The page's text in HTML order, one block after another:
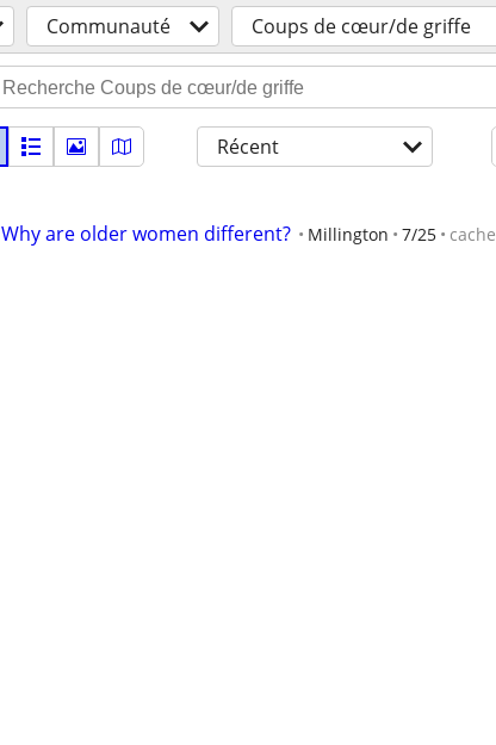
Communauté Coups de cœur/de griffe
Récent
Why are older women different? Millington 7/25 cache